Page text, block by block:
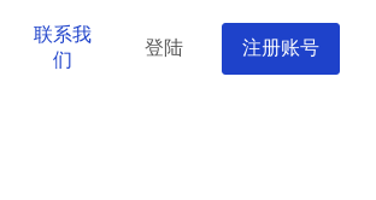
联系我
们
登陆 注册账号